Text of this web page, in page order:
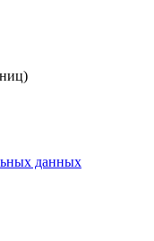
данных